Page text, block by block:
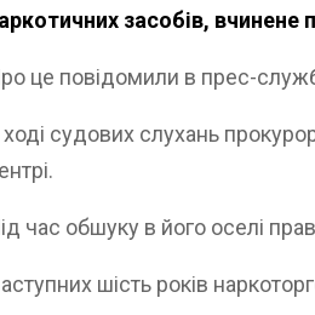
засобів, вчинене
це повідомили в прес-
судових слухань
час обшуку в його оселі
шість років